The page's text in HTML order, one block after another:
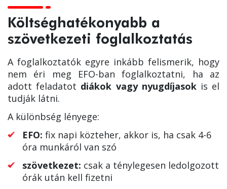
Költséghatékonyabb a
szövetkezeti foglalkoztatás
A foglalkoztatók egyre inkább felismerik, hogy
nem éri meg EFO-ban foglalkoztatni, ha az
adott feladatot diákok vagy nyugdíjasokis el
tudják látni.
A különbség lényege:
EFO: fix napi közteher, akkor is, ha csak 4-6
óra munkáról van szó
szövetkezet: csak a ténylegesen ledolgozott
órák után kell fizetni